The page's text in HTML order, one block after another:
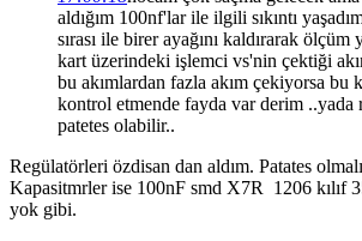
aldığım 100nf'lar ile ilgili sıkıntı
sırası ile birer ayağını kaldırarak ölçüm
kart üzerindeki işlemci vs'nin çektiği
bu akımlardan fazla akım çekiyorsa bu
kontrol etmende fayda var derim ..yada
patetes olabilir..
Regülatörleri özdisan dan aldım. Patates
Kapasitmrler ise 100nF smd X7R 1206 kılıf
yok gibi.